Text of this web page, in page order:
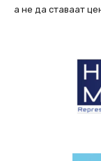
а не да ставаат